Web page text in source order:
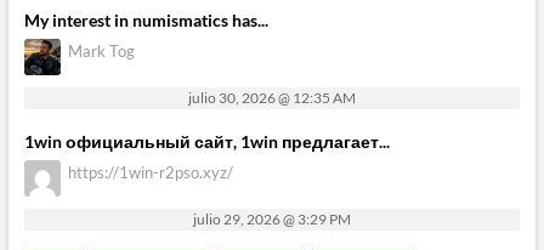
My interest in numismatics has...
Mark Tog
julio 30, 2026 @ 12:35 AM
1win официальный сайт, 1win предлагает...
https://1win-r2pso.xyz/
julio 29, 2026 @ 3:29 PM